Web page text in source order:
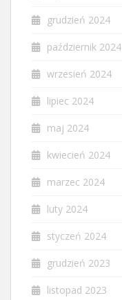
grudzień 2024
październik 2024
wrzesień 2024
lipiec 2024
maj 2024
kwiecień 2024
marzec 2024
luty 2024
styczeń 2024
grudzień 2023
listopad 2023